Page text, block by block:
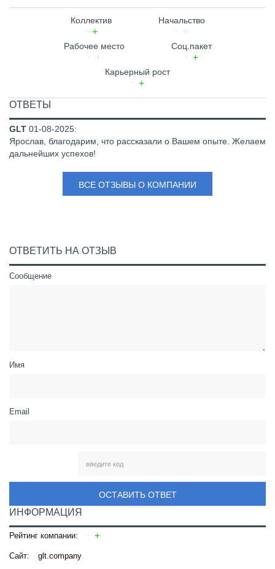
Коллектив Начальство
Рабочее место Соц.пакет
Карьерный рост
ОТВЕТЫ
GLT 01-08-2025:
Ярослав, благодарим, что рассказали о Вашем опыте. Желаем
дальнейших успехов!
ВСЕ ОТЗЫВЫ О КОМПАНИИ
ОТВЕТИТЬ НА ОТЗЫВ
Сообщение
Имя
Email
ОСТАВИТЬ ОТВЕТ
ИНФОРМАЦИЯ
Рейтинг компании:
Сайт: glt.company